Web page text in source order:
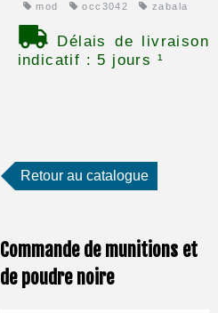
mod occ3042 zabala
Délais de livraison
indicatif : 5 jours ¹
Retour au catalogue
Commande de munitions et
de poudre noire